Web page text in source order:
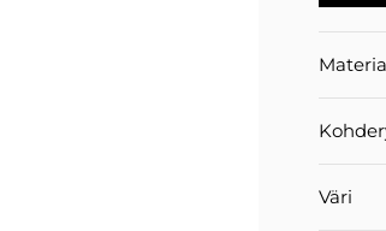
Väri